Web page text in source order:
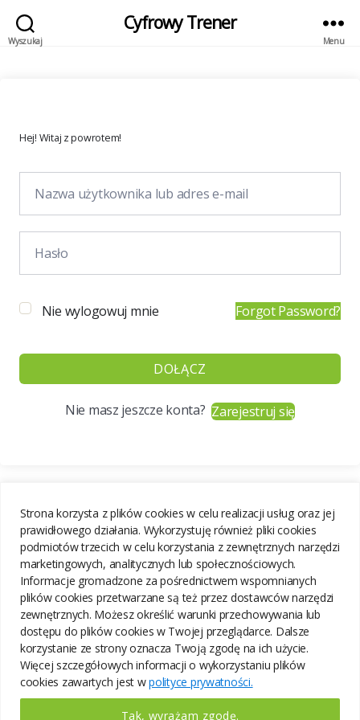
Strona korzysta z plików cookies w celu realizacji usług oraz jej
prawidłowego działania. Wykorzystuję również pliki cookies
podmiotów trzecich w celu korzystania z zewnętrznych narzędzi
marketingowych, analitycznych lub społecznościowych.
Informacje gromadzone za pośrednictwem wspomnianych
plików cookies przetwarzane są też przez dostawców narzędzi
zewnętrznych. Możesz określić warunki przechowywania lub
dostępu do plików cookies w Twojej przeglądarce. Dalsze
korzystanie ze strony oznacza Twoją zgodę na ich użycie.
Więcej szczegółowych informacji o wykorzystaniu plików
cookies zawartych jest wpolityce prywatności.
Tak, wyrażam zgodę.
Wyszukaj
Cyfrowy Trener
Menu
Hej! Witaj z powrotem!
Nie wylogowuj mnie Forgot Password?
DOŁĄCZ
Nie masz jeszcze konta?Zarejestruj się